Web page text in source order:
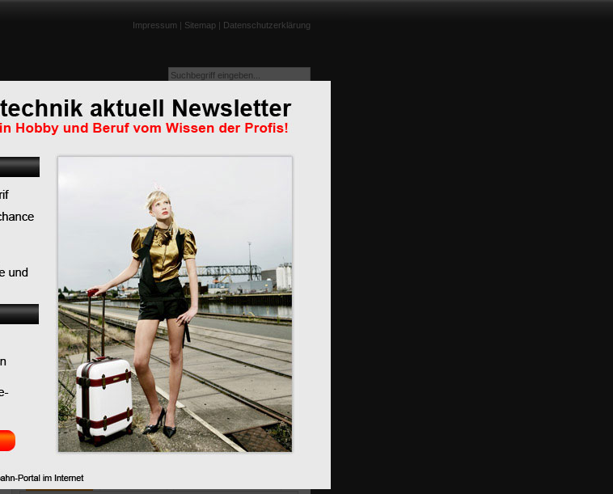
Impressum | Sitemap | Datenschutzerklärung
Tests Links Downloads Humor
Top-News
PIKO präsentiert die neue BR 119 im DB Museum
LILIPUT - Auslieferungen Schwerlast-Flachwagen
PIKO bringt Eisenbahngeschichte zum Leben - BR 119
feiert Premiere in Koblenz
Letzte News